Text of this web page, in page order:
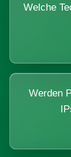
Welche
Werden